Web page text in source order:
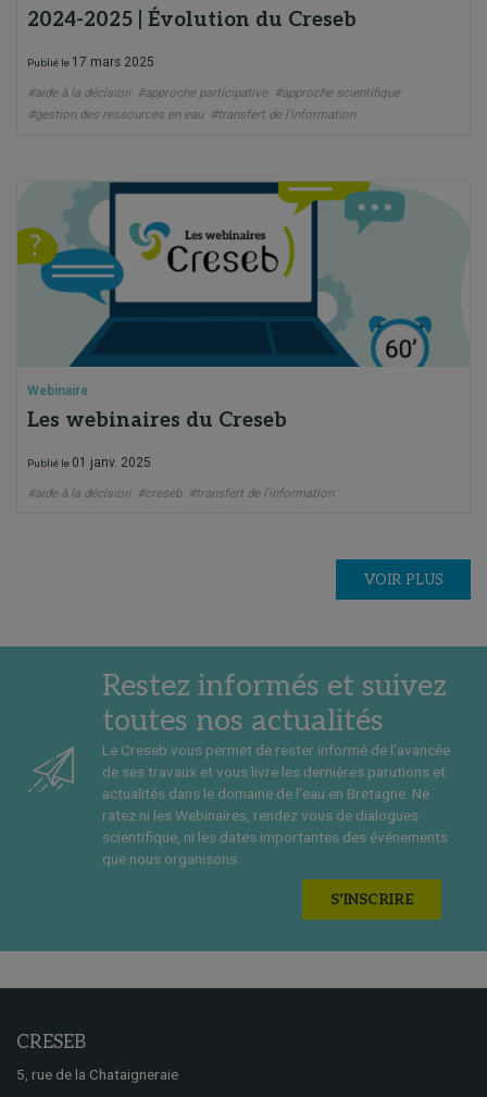
2024-2025 | Évolution du Creseb
Publié le 17 mars 2025
#aide à la décision #approche participative #approche scientifique
#gestion des ressources en eau
#transfert de l'information
Webinaire
Les webinaires du Creseb
Publié le 01 janv. 2025
#aide à la décision #creseb #transfert de l'information
VOIR PLUS
Restez informés et suivez
toutes nos actualités
Le Creseb vous permet de rester informé de l'avancée
de ses travaux et vous livre les dernières parutions et
actualités dans le domaine de l'eau en Bretagne. Ne
ratez ni les Webinaires, rendez vous de dialogues
scientifique, ni les dates importantes des événements
que nous organisons.
S'INSCRIRE
CRESEB
5, rue de la Chataigneraie